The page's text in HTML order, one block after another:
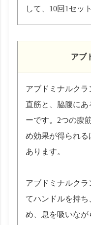
して、10回1セッ
アブ
アブドミナルク
直筋と、脇腹にあ
ーです。2つの腹
め効果が得られる
あります。
アブドミナルク
てハンドルを持
め、息を吸いな